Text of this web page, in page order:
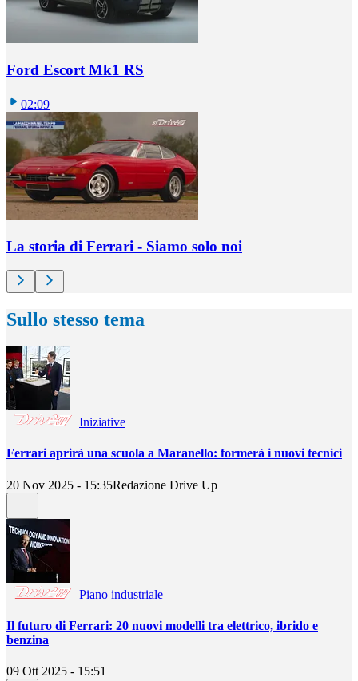
Ford Escort Mk1 RS
02:09
La storia di Ferrari - Siamo solo noi
Sullo stesso tema
Iniziative
Ferrari aprirà una scuola a Maranello: formerà i nuovi tecnici
20 Nov 2025 - 15:35Redazione Drive Up
Piano industriale
Il futuro di Ferrari: 20 nuovi modelli tra elettrico, ibrido e
benzina
09 Ott 2025 - 15:51